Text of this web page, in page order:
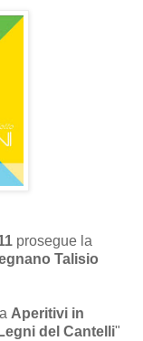
prosegue la
Talisio
Aperitivi in
Legni del Cantelli"